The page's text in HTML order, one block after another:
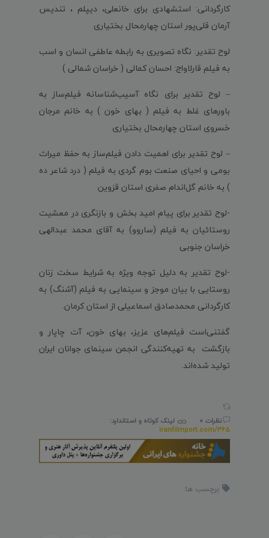
کارگردانی: استشهادی برای خانعلی، دیپلم ، تندیس
آرمان قلی‌پور استان چهارمحال بختیاری
لوح تقدیر: نگاه تصویری به رابطه عاطفی انسان و اسب
به فیلم قارلاواج: احسان کمالی ( خراسان شمالی )
– لوح تقدیر برای نگاه آسیب‌شناسانه فیلم‌ساز به
باورهای غلط به فیلم ( بهای خون ) به خانم مرجان
خسروی استان چهارمحال بختیاری
– لوح تقدیر برای اهمیت دادن فیلم‌ساز به حفظ میراث
بومی و احیای صنعت بوم گردی به فیلم ( درد شاعر ده
) به خانم گل‌اندام صفری استان قزوین
-لوح تقدیر برای پیام امید بخش و بازنگری در معشیت
روستائیان به فیلم (ساروو) به آقای محمد عبدالهی
خراسان جنوبی
-لوح تقدیر به دلیل توجه ویژه به شرایط سخت زنان
روستایی با بیان موجز و سینمایی به فیلم (آشنگ) به
کارگردانی محمدصادق اسماعیلی از استان کرمان.
گفتنی‌است فیلم‌های عزیز، بهای خون، آت چاپار و
بازگشت به تهیه‌کنندگی انجمن سینمای جوانان ایران
تولید شده‌اند.
نظرات 0
لینک کوتاه و استاندارد:
iranfilmport.com/365
برچسب ها: